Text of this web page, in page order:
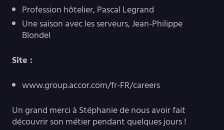
Profession hôtelier, Pascal Legrand
Une saison avec les serveurs, Jean-Philippe
Blondel
Site :
www.group.accor.com/fr-FR/careers
Un grand merci à Stéphanie de nous avoir fait
découvrir son métier pendant quelques jours !